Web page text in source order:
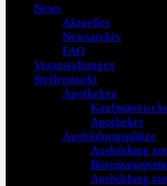
News
Aktuelles
Newsarchiv
FAQ
Veranstaltungen
Stellenmarkt
Apotheken
Apotheker
Ausbildungsplätze
Ausbildung
Ausbildung